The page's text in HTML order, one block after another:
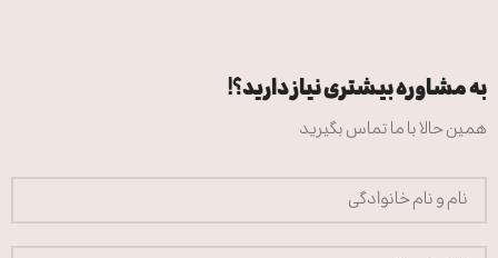
به مشاوره بیشتری نیاز دارید؟!
همین حالا با ما تماس بگیرید